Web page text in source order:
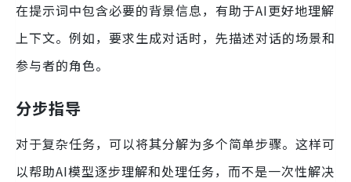
在提示词中包含必要的背景信息，有助于AI更好地理解
上下文。例如，要求生成对话时，先描述对话的场景和
参与者的角色。
分步指导
对于复杂任务，可以将其分解为多个简单步骤。这样可
以帮助AI模型逐步理解和处理任务，而不是一次性解决